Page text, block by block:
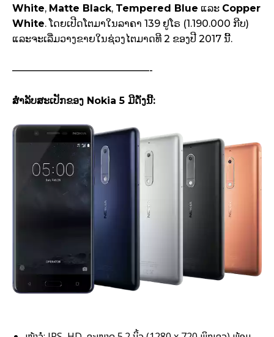
White, Matte Black, Tempered Blue ແລະ Copper
White. ໂດຍເປີດໂຕມາໃນລາຄາ 139 ຢູໂຣ (1.190.000 ກີບ)
ແລະຈະເລີ່ມວາງຂາຍໃນຊ່ວງໄຕມາດທີ 2 ຂອງປີ 2017 ນີ້.
——————————————-
ສຳລັບສະເປັກຂອງ Nokia 5 ມີດັ່ງນີ້: